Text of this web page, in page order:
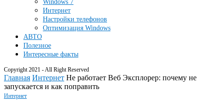
Windows 7
Интернет
Настройки телефонов
Оптимизация Windows
АВТО
Полезное
Интересные факты
Copyright 2021 - All Right Reserved
Главная Интернет Не работает Веб Эксплорер: почему не
запускается и как поправить
Интернет